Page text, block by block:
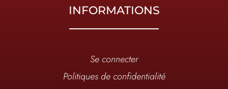
INFORMATIONS
Se connecter
Politiques de confidentialité